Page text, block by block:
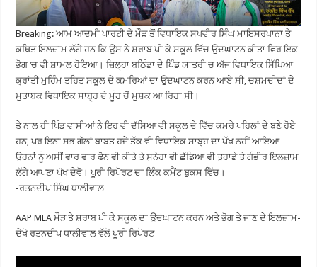
Breaking: ਆਮ ਆਦਮੀ ਪਾਰਟੀ ਦੇ ਮੌੜ ਤੋਂ ਵਿਧਾਇਕ ਸੁਖਵੀਰ ਸਿੰਘ ਮਾਇਸਰਖਾਨਾ ਤੇ
ਕਥਿਤ ਇਲਜ਼ਾਮ ਲੱਗੇ ਹਨ ਕਿ ਉਸ ਨੇ ਸ਼ਰਾਬ ਪੀ ਕੇ ਸਕੂਲ ਵਿੱਚ ਉਦਘਾਟਨ ਕੀਤਾ ਫਿਰ ਇਕ
ਭੋਗ ‘ਚ ਵੀ ਸ਼ਾਮਲ ਹੋਇਆ। ਜ਼ਿਲ੍ਹਾ ਬਠਿੰਡਾ ਦੇ ਪਿੰਡ ਯਾਤਰੀ ਚ ਅੱਜ ਵਿਧਾਇਕ ਸਿੱਖਿਆ
ਕ੍ਰਾਂਤੀ ਮੁਹਿੰਮ ਤਹਿਤ ਸਕੂਲ ਦੇ ਕਮਰਿਆਂ ਦਾ ਉਦਘਾਟਨ ਕਰਨ ਆਏ ਸੀ, ਚਸ਼ਮਦੀਦਾਂ ਦੇ
ਮੁਤਾਬਕ ਵਿਧਾਇਕ ਸਾਬ੍ਹ ਦੇ ਮੂੰਹ ਚੋਂ ਮੁਸ਼ਕ ਆ ਰਿਹਾ ਸੀ।
ਤੇ ਨਾਲ ਹੀ ਪਿੰਡ ਵਾਸੀਆਂ ਨੇ ਇਹ ਵੀ ਦੱਸਿਆ ਵੀ ਸਕੂਲ ਦੇ ਵਿੱਚ ਕਮਰੇ ਪਹਿਲਾਂ ਦੇ ਬਣੇ ਹੋਏ
ਹਨ, ਪਰ ਇਨਾ ਸਭ ਗੱਲਾਂ ਬਾਬਤ ਹਜੇ ਤੱਕ ਵੀ ਵਿਧਾਇਕ ਸਾਬ੍ਹ ਦਾ ਪੱਖ ਨਹੀਂ ਆਇਆ
ਉਹਨਾਂ ਨੂੰ ਅਸੀਂ ਵਾਰ ਵਾਰ ਫੋਨ ਵੀ ਕੀਤੇ ਤੇ ਸੁਨੇਹਾ ਵੀ ਛੱਡਿਆ ਵੀ ਤੁਹਾਡੇ ਤੇ ਗੰਭੀਰ ਇਲਜ਼ਾਮ
ਲੱਗੇ ਆਪਣਾ ਪੱਖ ਦੇਵੋ। ਪੂਰੀ ਰਿਪੋਰਟ ਦਾ ਲਿੰਕ ਕਮੈਂਟ ਬੁਕਸ ਵਿੱਚ।
-ਰਤਨਦੀਪ ਸਿੰਘ ਧਾਲੀਵਾਲ
AAP MLA ਮੌੜ ਤੇ ਸ਼ਰਾਬ ਪੀ ਕੇ ਸਕੂਲ ਦਾ ਉਦਘਾਟਨ ਕਰਨ ਅਤੇ ਭੋਗ ਤੇ ਜਾਣ ਦੇ ਇਲਜ਼ਾਮ-
ਦੇਖੋ ਰਤਨਦੀਪ ਧਾਲੀਵਾਲ ਵੱਲੋਂ ਪੂਰੀ ਰਿਪੋਰਟ